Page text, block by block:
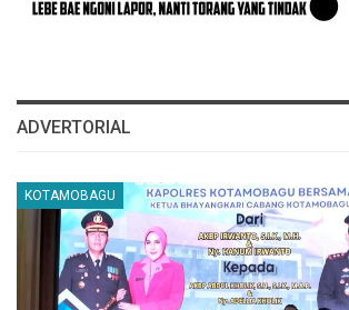
ADVERTORIAL
KOTAMOBAGU